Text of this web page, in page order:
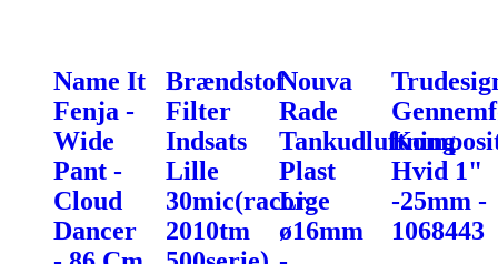
Name It
Fenja -
Wide
Pant -
Cloud
Dancer
Brændstof
Filter
Indsats
Lille
30mic(racor
2010tm
Nouva
Rade
Tankudluftning
Plast
Lige
ø16mm
Hvid 1"
-25mm -
1068443